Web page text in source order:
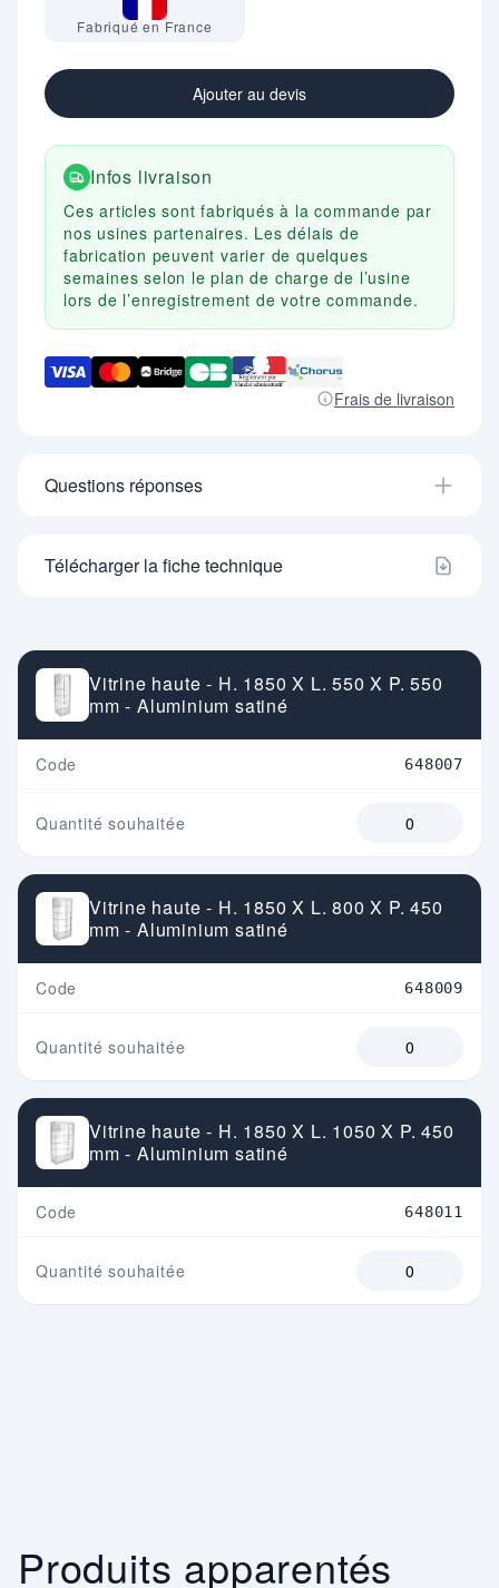
- Eclairage par 3 spots 78 Leds (3,2 W).
Fabriqué en France
Ajouter au devis
Infos livraison
Ces articles sont fabriqués à la commande par
nos usines partenaires. Les délais de
fabrication peuvent varier de quelques
semaines selon le plan de charge de l’usine
lors de l’enregistrement de votre commande.
Frais de livraison
Questions réponses
Télécharger la fiche technique
Vitrine haute - H. 1850 X L. 550 X P. 550
mm - Aluminium satiné
Code 648007
Quantité souhaitée
Vitrine haute - H. 1850 X L. 800 X P. 450
mm - Aluminium satiné
Code 648009
Quantité souhaitée
Vitrine haute - H. 1850 X L. 1050 X P. 450
mm - Aluminium satiné
Code 648011
Quantité souhaitée
Produits apparentés